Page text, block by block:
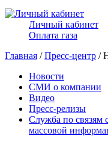
Личный кабинет
Оплата газа
Главная /Пресс-центр /
Новости
СМИ о компании
Видео
Пресс-релизы
Служба по связям
массовой